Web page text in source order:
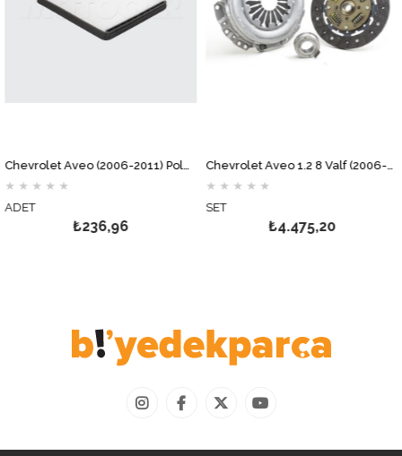
Chevrolet Aveo (2006-2011) Polen Filtresi MOTOCAR
★ ★ ★ ★
₺236,96
Chevrolet Aveo 1.2 8 Valf (2006-2008) Debriyaj Seti VALEO
★ ★ ★ ★ ★
SET
₺4.475,20